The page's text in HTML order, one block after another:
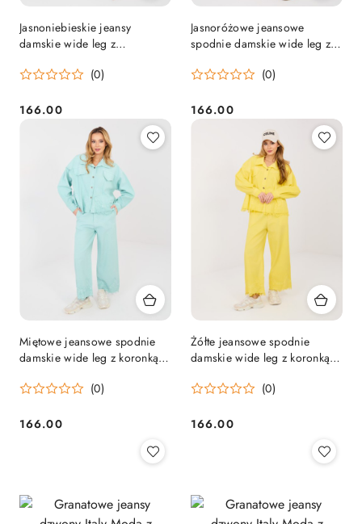
Jasnoniebieskie jeansy
damskie wide leg z
PARIS
(0)
Cena:
166.00
Jasnoróżowe jeansowe
spodnie damskie wide leg z
(0)
Cena:
166.00
Miętowe jeansowe spodnie
damskie wide leg z koronką
(0)
Cena:
166.00
Żółte jeansowe spodnie
damskie wide leg z koronką
(0)
Cena:
166.00